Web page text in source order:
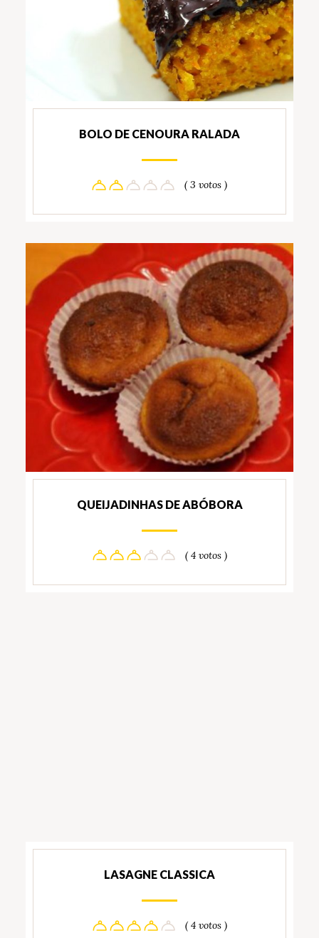
BOLO DE CENOURA RALADA
( 3 votos )
QUEIJADINHAS DE ABÓBORA
( 4 votos )
LASAGNE CLASSICA
( 4 votos )